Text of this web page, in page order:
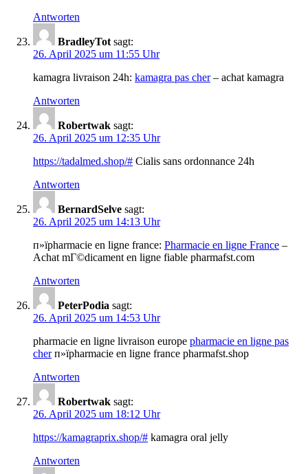
Antworten
BradleyTot sagt:
26. April 2025 um 11:55 Uhr
kamagra livraison 24h: kamagra pas cher– achat kamagra
Antworten
Robertwak sagt:
26. April 2025 um 12:35 Uhr
https://tadalmed.shop/# Cialis sans ordonnance 24h
Antworten
BernardSelve sagt:
26. April 2025 um 14:13 Uhr
п»їpharmacie en ligne france: Pharmacie en ligne France –
Achat mГ©dicament en ligne fiable pharmafst.com
Antworten
PeterPodia sagt:
26. April 2025 um 14:53 Uhr
pharmacie en ligne livraison europe pharmacie en ligne pas
cherп»їpharmacie en ligne france pharmafst.shop
Antworten
Robertwak sagt:
26. April 2025 um 18:12 Uhr
https://kamagraprix.shop/# kamagra oral jelly
Antworten